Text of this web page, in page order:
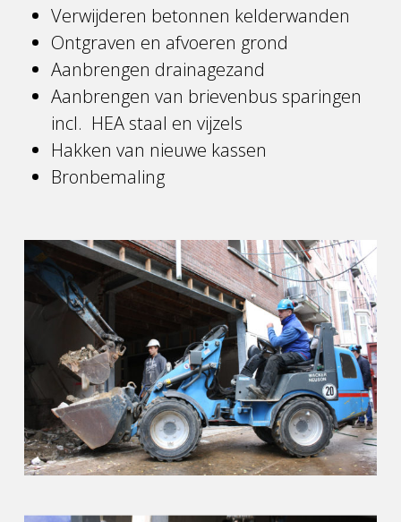
Verwijderen betonnen kelderwanden
Ontgraven en afvoeren grond
Aanbrengen drainagezand
Aanbrengen van brievenbus sparingen
incl. HEA staal en vijzels
Hakken van nieuwe kassen
Bronbemaling